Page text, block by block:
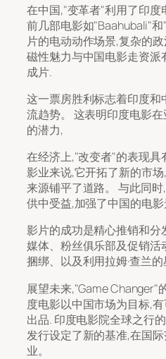
在中国,"变革者"利用了印度
前几部电影如"Baahubali"
片的电动动作场景,复杂的
磁性魅力与中国电影走资
成片.
这一票房胜利标志着印度
流趋势。 这表明印度电影
的潜力,
在经济上,"改变者"的表现具
影业来说,它开拓了新的市
来源铺平了道路。 与此同
供中受益,加强了中国的电影
影片的成功是精心推销和分
媒体、粉丝俱乐部及促销活
捆绑、以及利用拉姆·查兰的
展望未来,"Game Changer"
度电影以中国市场为目标,
出品. 印度电影院全球之行
发行设定了新的基准,在国
业。